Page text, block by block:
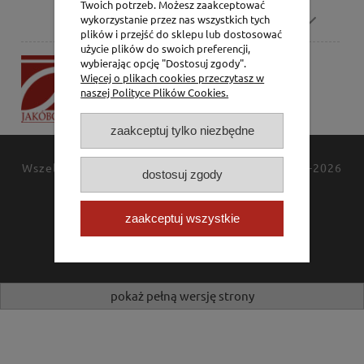
Pomoc
P.H. Jakóbczak
Dorota Jakóbczak
Bialska 2/4,
42-202 Częstochowa
Wszelkie prawa zastrzeżone JAKÓBCZAK
© 1994-2026
Polityka prywatności
Kontakt
pokaż pełną wersję strony
Twoich potrzeb. Możesz zaakceptować
wykorzystanie przez nas wszystkich tych
plików i przejść do sklepu lub dostosować
użycie plików do swoich preferencji,
wybierając opcję "Dostosuj zgody".
Więcej o plikach cookies przeczytasz w
naszej Polityce Plików Cookies.
zaakceptuj tylko niezbędne
dostosuj zgody
zaakceptuj wszystkie